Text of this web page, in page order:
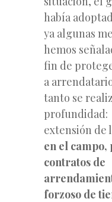
había
ya algunas
hemos
fin de
a
tanto se
profundidad:
extensión de
en el
contratos de
forzoso de